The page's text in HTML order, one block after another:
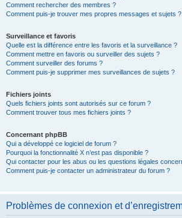
Comment rechercher des membres ?
Comment puis-je trouver mes propres messages et sujets ?
Surveillance et favoris
Quelle est la différence entre les favoris et la surveillance ?
Comment mettre en favoris ou surveiller des sujets ?
Comment surveiller des forums ?
Comment puis-je supprimer mes surveillances de sujets ?
Fichiers joints
Quels fichiers joints sont autorisés sur ce forum ?
Comment trouver tous mes fichiers joints ?
Concernant phpBB
Qui a développé ce logiciel de forum ?
Pourquoi la fonctionnalité X n’est pas disponible ?
Qui contacter pour les abus ou les questions légales
Comment puis-je contacter un administrateur du forum ?
Problèmes de connexion et